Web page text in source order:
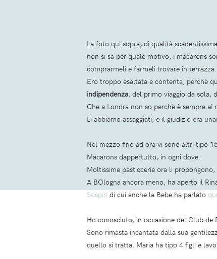
La foto qui sopra, di qualità
non si sa per quale motivo, i macarons
comprarmeli e farmeli trovare in terrazza.
Ero troppo esaltata e contenta, perchè
indipendenza, del primo viaggio da sola,
Che a Londra non so perchè è sempre ai
Li abbiamo assaggiati, e il giudizio era
Nel mezzo fino ad ora vi sono altri tipo
Macarons dappertutto, in ogni dove.
Moltissime pasticcerie ora li
A BOlogna ancora meno, ha aperto il
Sospiri di cui anche la Bebe ha parlato qui
Ho conosciuto, in occasione del Club de
Sono rimasta incantata dalla sua
quello si tratta. Maria ha tipo 4 figli e